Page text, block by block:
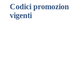
Codici
vigenti